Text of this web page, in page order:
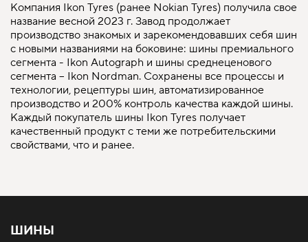
Компания Ikon Tyres (ранее Nokian Tyres) получила свое
название весной 2023 г. Завод продолжает
производство знакомых и зарекомендовавших себя шин
с новыми названиями на боковине: шины премиального
сегмента - Ikon Autograph и шины среднеценового
сегмента – Ikon Nordman. Сохранены все процессы и
технологии, рецептуры шин, автоматизированное
производство и 200% контроль качества каждой шины.
Каждый покупатель шины Ikon Tyres получает
качественный продукт с теми же потребительскими
свойствами, что и ранее.
ШИНЫ